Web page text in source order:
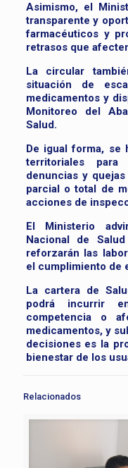
Asimismo, el
transparente y
farmacéuticos y
retrasos que
La circular
situación de
medicamentos y
Monitoreo del
Salud.
De igual forma, se
territoriales
denuncias y
parcial o total de
acciones de
El Ministerio
Nacional de
reforzarán las
el cumplimiento de
La cartera de
podrá incurrir
competencia o
medicamentos, y
decisiones es la
bienestar de los
Relacionados